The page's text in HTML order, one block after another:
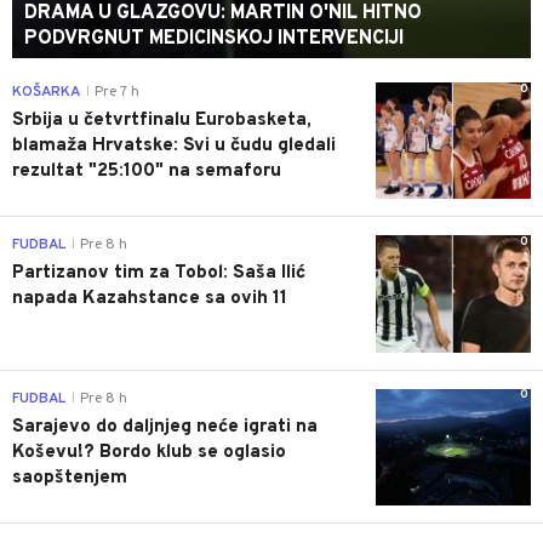
DRAMA U GLAZGOVU: MARTIN O'NIL HITNO
PODVRGNUT MEDICINSKOJ INTERVENCIJI
0
KOŠARKA Pre 7 h
Srbija u četvrtfinalu Eurobasketa,
blamaža Hrvatske: Svi u čudu gledali
rezultat "25:100" na semaforu
0
FUDBAL Pre 8 h
Partizanov tim za Tobol: Saša Ilić
napada Kazahstance sa ovih 11
0
FUDBAL Pre 8 h
Sarajevo do daljnjeg neće igrati na
Koševu!? Bordo klub se oglasio
saopštenjem